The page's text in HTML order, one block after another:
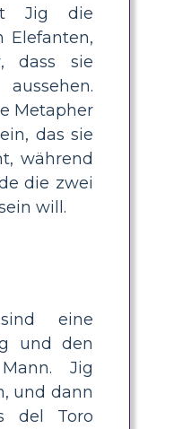
Jig die
Elefanten,
dass sie
Metapher
das sie
während
die zwei
will.
eine
und den
Jig
und dann
del Toro